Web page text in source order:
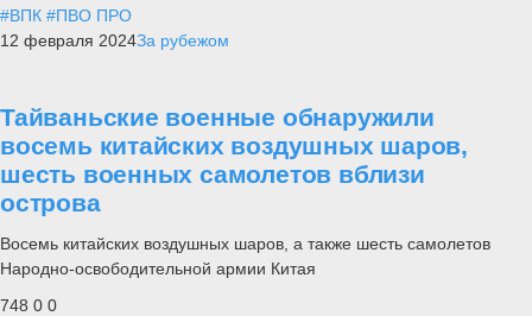
#ВПК #ПВО ПРО
12 февраля 2024За рубежом
Тайваньские военные обнаружили
восемь китайских воздушных шаров,
шесть военных самолетов вблизи
острова
Восемь китайских воздушных шаров, а также шесть самолетов
Народно-освободительной армии Китая
748 0 0